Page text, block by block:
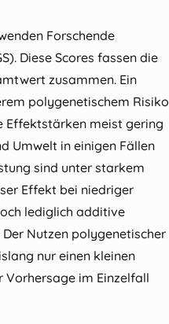
Forschende
Diese Scores fassen die
zusammen. Ein
polygenetischem Risiko
Effektstärken meist gering
Umwelt in einigen Fällen
sind unter starkem
Effekt bei niedriger
lediglich additive
Nutzen polygenetischer
nur einen kleinen
Vorhersage im Einzelfall